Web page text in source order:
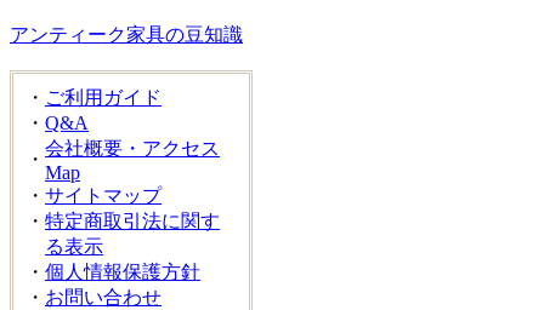
アンティーク家具の豆知識
・ ご利用ガイド
・ Q&A
・
会社概要・アクセス
Map
・ サイトマップ
・ 特定商取引法に関す
る表示
・ 個人情報保護方針
・ お問い合わせ